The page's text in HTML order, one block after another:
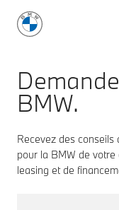
BMW.
Recevez des conseils
pour la BMW de
leasing et de